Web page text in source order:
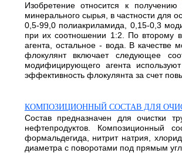
Изобретение относится к
минерального сырья, в частности для
0,5-99,0 полиакриламида, 0,15-0,3
при их соотношении 1:2. По второму
агента, остальное - вода. В качестве
флокулянт включает следующее
модифицирующего агента
эффективность флокулянта за счет
КОМПОЗИЦИОННЫЙ СОСТАВ ДЛЯ
Состав предназначен для очистки
нефтепродуктов. Композиционный
формальдегида, нитрит натрия,
диаметра с поворотами под прямым